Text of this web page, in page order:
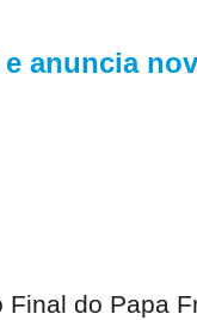
anuncia
do Papa